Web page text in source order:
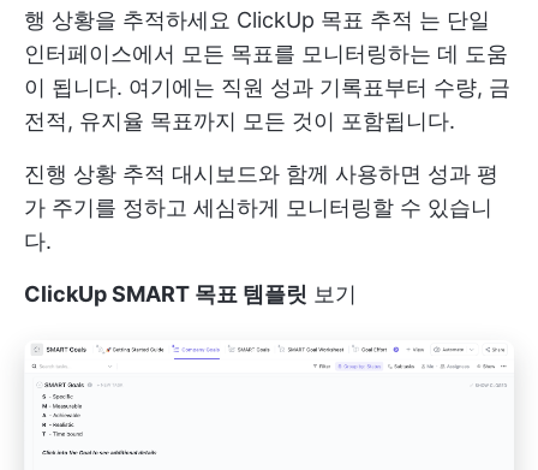
행 상황을 추적하세요 ClickUp 목표 추적 는 단일
인터페이스에서 모든 목표를 모니터링하는 데 도움
이 됩니다. 여기에는 직원 성과 기록표부터 수량, 금
전적, 유지율 목표까지 모든 것이 포함됩니다.
진행 상황 추적 대시보드와 함께 사용하면 성과 평
가 주기를 정하고 세심하게 모니터링할 수 있습니
다.
ClickUp SMART 목표 템플릿 보기